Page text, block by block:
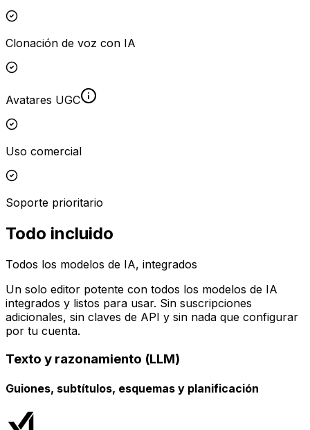
Clonación de voz con IA
Avatares UGC
Uso comercial
Soporte prioritario
Todo incluido
Todos los modelos de IA, integrados
Un solo editor potente con todos los modelos de IA
integrados y listos para usar. Sin suscripciones
adicionales, sin claves de API y sin nada que configurar
por tu cuenta.
Texto y razonamiento (LLM)
Guiones, subtítulos, esquemas y planificación